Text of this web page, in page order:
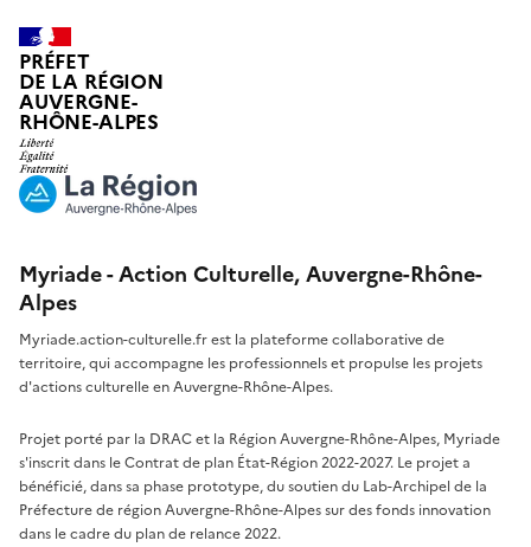
PRÉFET
DE LA RÉGION
AUVERGNE-
RHÔNE-ALPES
Myriade - Action Culturelle, Auvergne-Rhône-
Alpes
Myriade.action-culturelle.fr est la plateforme collaborative de
territoire, qui accompagne les professionnels et propulse les projets
d'actions culturelle en Auvergne-Rhône-Alpes.
Projet porté par la DRAC et la Région Auvergne-Rhône-Alpes, Myriade
s'inscrit dans le Contrat de plan État-Région 2022-2027. Le projet a
bénéficié, dans sa phase prototype, du soutien du Lab-Archipel de la
Préfecture de région Auvergne-Rhône-Alpes sur des fonds innovation
dans le cadre du plan de relance 2022.